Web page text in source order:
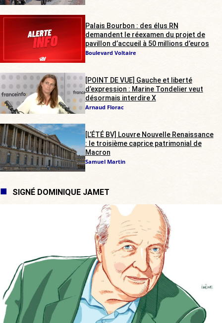
Palais Bourbon : des élus RN
demandent le réexamen du projet de
pavillon d’accueil à 50 millions d’euros
Boulevard Voltaire
[POINT DE VUE] Gauche et liberté
d’expression : Marine Tondelier veut
désormais interdire X
Arnaud Florac
[L’ÉTÉ BV] Louvre Nouvelle Renaissance
: le troisième caprice patrimonial de
Macron
Samuel Martin
SIGNÉ DOMINIQUE JAMET